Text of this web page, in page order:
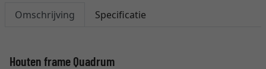
Omschrijving Specificatie
Houten frame Quadrum